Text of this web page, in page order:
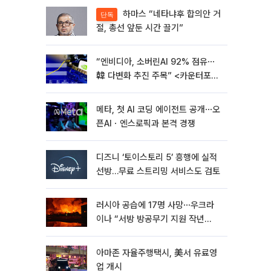
단독
절, 총선 앞둔 시간 끌기”
“엔비디아, 소버린AI 92% 점유⋯
韓 다변화 추진 주목” <카운터포인
메타, 첫 AI 코딩 에이전트 공개⋯오
픈AIㆍ엔스로픽과 본격 경쟁
디즈니 ‘토이스토리 5’ 흥행에 실적
선방…무료 스트리밍 서비스도 검토
러시아 공습에 17명 사망⋯우크라
이나 “서방 방공무기 지원 작년
아마존 자율주행택시, 美서 유료영
업 개시